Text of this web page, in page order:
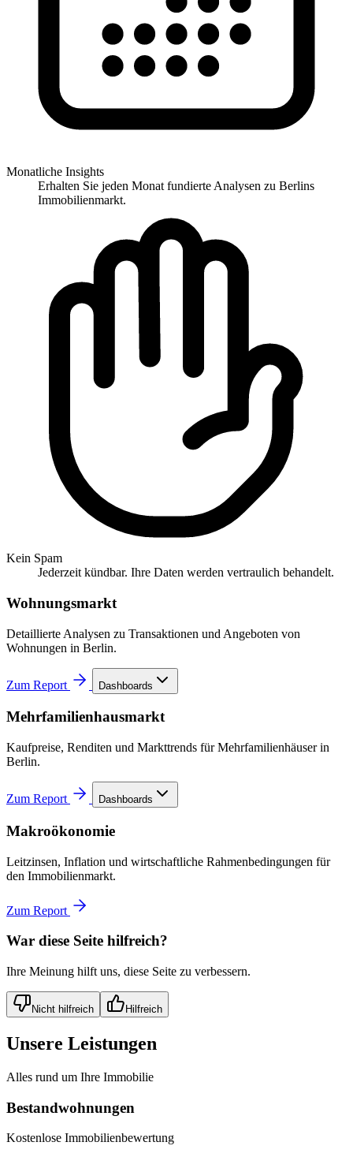
Monatliche Insights
Erhalten Sie jeden Monat fundierte Analysen zu Berlins
Immobilienmarkt.
Kein Spam
Jederzeit kündbar. Ihre Daten werden vertraulich behandelt.
Wohnungsmarkt
Detaillierte Analysen zu Transaktionen und Angeboten von
Wohnungen in Berlin.
Zum Report Dashboards
Mehrfamilienhausmarkt
Kaufpreise, Renditen und Markttrends für Mehrfamilienhäuser in
Berlin.
Zum Report Dashboards
Makroökonomie
Leitzinsen, Inflation und wirtschaftliche Rahmenbedingungen für
den Immobilienmarkt.
Zum Report
War diese Seite hilfreich?
Ihre Meinung hilft uns, diese Seite zu verbessern.
Nicht hilfreich Hilfreich
Unsere Leistungen
Alles rund um Ihre Immobilie
Bestandwohnungen
Kostenlose Immobilienbewertung